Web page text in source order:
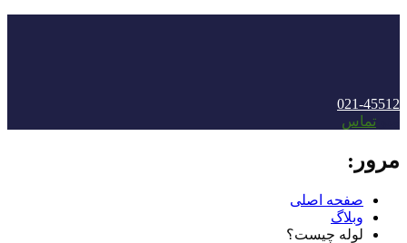
021-45512
تماس
مرور:
صفحه اصلی
وبلاگ
لوله چیست؟